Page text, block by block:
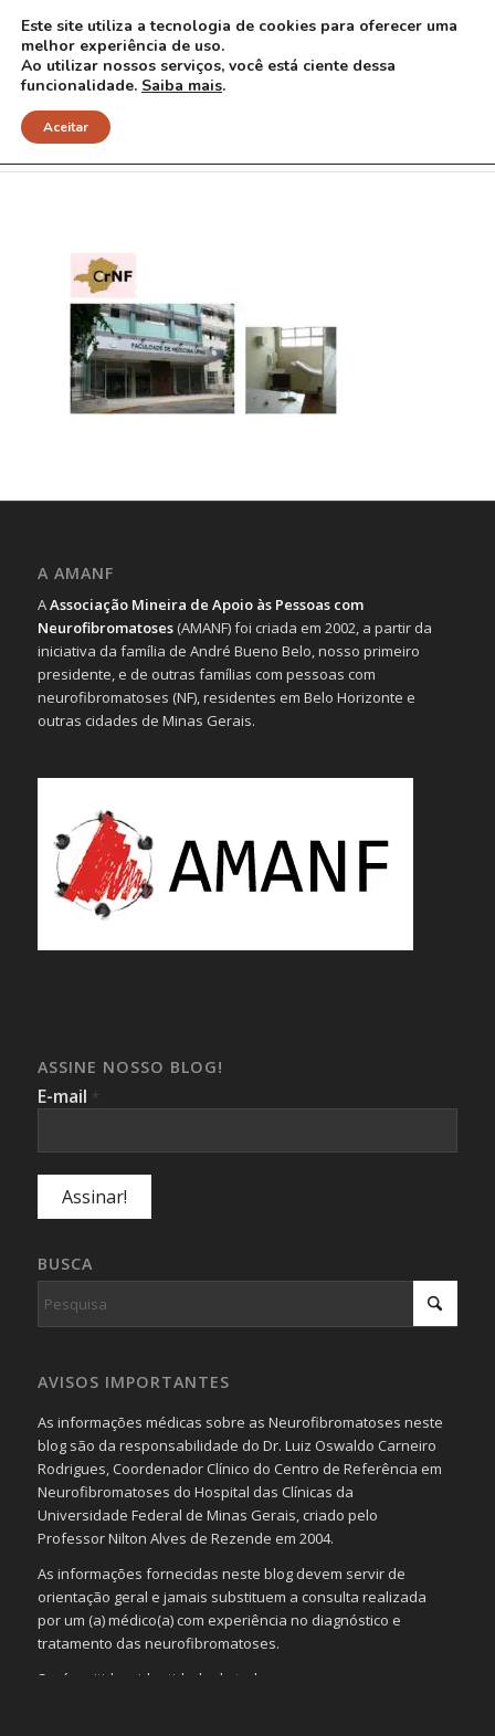
CRNF
A AMANF
AAssociação Mineira de Apoio às Pessoas com
Neurofibromatoses(AMANF) foi criada em 2002, a partir da
iniciativa da família de André Bueno Belo, nosso primeiro
presidente, e de outras famílias com pessoas com
neurofibromatoses (NF), residentes em Belo Horizonte e
outras cidades de Minas Gerais.
ASSINE NOSSO BLOG!
E-mail *
BUSCA
AVISOS IMPORTANTES
As informações médicas sobre as Neurofibromatoses neste
blog são da responsabilidade do Dr. Luiz Oswaldo Carneiro
Rodrigues, Coordenador Clínico do Centro de Referência em
Neurofibromatoses do Hospital das Clínicas da
Universidade Federal de Minas Gerais, criado pelo
Professor Nilton Alves de Rezende em 2004.
As informações fornecidas neste blog devem servir de
orientação geral e jamais substituem a consulta realizada
por um (a) médico(a) com experiência no diagnóstico e
tratamento das neurofibromatoses.
Será omitida a identidade de todas as pessoas que
Este site utiliza a tecnologia de cookies para oferecer uma
melhor experiência de uso.
Ao utilizar nossos serviços, você está ciente dessa
funcionalidade. Saiba mais.
Aceitar